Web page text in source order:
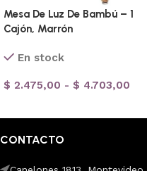
Mesa De Luz De Bambú – 1
Cajón, Marrón
En stock
$ 2.475,00 - $ 4.703,00
CONTACTO